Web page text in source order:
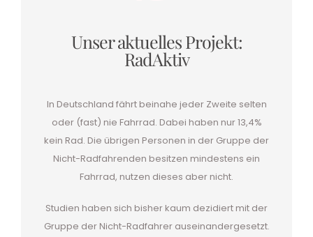
Unser aktuelles Projekt:
RadAktiv
In Deutschland fährt beinahe jeder Zweite selten
oder (fast) nie Fahrrad. Dabei haben nur 13,4%
kein Rad. Die übrigen Personen in der Gruppe der
Nicht-Radfahrenden besitzen mindestens ein
Fahrrad, nutzen dieses aber nicht.
Studien haben sich bisher kaum dezidiert mit der
Gruppe der Nicht-Radfahrer auseinandergesetzt.